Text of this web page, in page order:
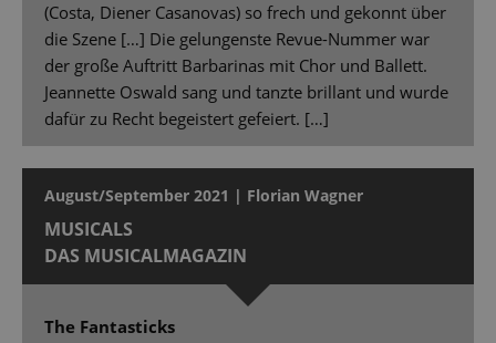
(Costa, Diener Casanovas) so frech und gekonnt über
die Szene […] Die gelungenste Revue-Nummer war
der große Auftritt Barbarinas mit Chor und Ballett.
Jeannette Oswald sang und tanzte brillant und wurde
dafür zu Recht begeistert gefeiert. […]
August/September 2021 | Florian Wagner
MUSICALS
DAS MUSICALMAGAZIN
The Fantasticks